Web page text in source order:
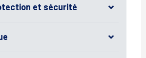
et sécurité